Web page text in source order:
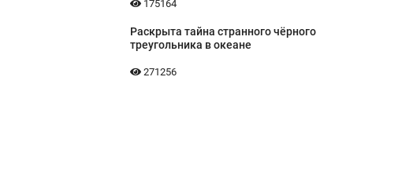
175164
Раскрыта тайна странного чёрного
треугольника в океане
271256